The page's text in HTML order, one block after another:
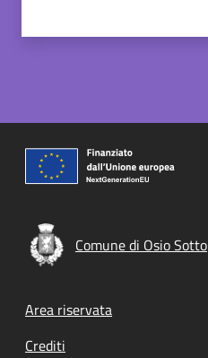
Comune di Osio Sotto
Footer menu
Area riservata
Crediti